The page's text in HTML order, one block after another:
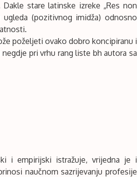
stare latinske izreke „Res non
(pozitivnog imidža) odnosno
poželjeti ovako dobro koncipiranu i
pri vrhu rang liste bh autora sa
i empirijski istražuje, vrijedna je i
naučnom sazrijevanju profesije